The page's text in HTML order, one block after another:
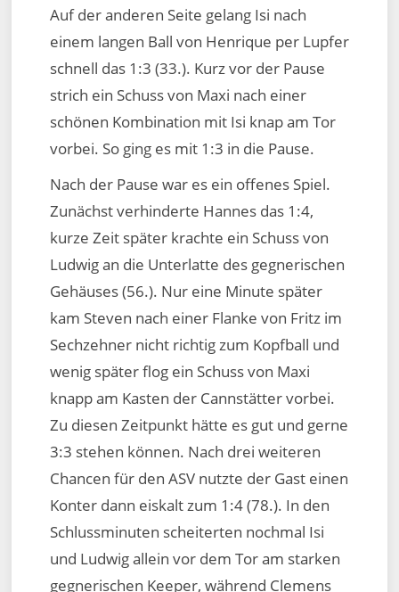
Auf der anderen Seite gelang Isi nach
einem langen Ball von Henrique per Lupfer
schnell das 1:3 (33.). Kurz vor der Pause
strich ein Schuss von Maxi nach einer
schönen Kombination mit Isi knap am Tor
vorbei. So ging es mit 1:3 in die Pause.
Nach der Pause war es ein offenes Spiel.
Zunächst verhinderte Hannes das 1:4,
kurze Zeit später krachte ein Schuss von
Ludwig an die Unterlatte des gegnerischen
Gehäuses (56.). Nur eine Minute später
kam Steven nach einer Flanke von Fritz im
Sechzehner nicht richtig zum Kopfball und
wenig später flog ein Schuss von Maxi
knapp am Kasten der Cannstätter vorbei.
Zu diesen Zeitpunkt hätte es gut und gerne
3:3 stehen können. Nach drei weiteren
Chancen für den ASV nutzte der Gast einen
Konter dann eiskalt zum 1:4 (78.). In den
Schlussminuten scheiterten nochmal Isi
und Ludwig allein vor dem Tor am starken
gegnerischen Keeper, während Clemens